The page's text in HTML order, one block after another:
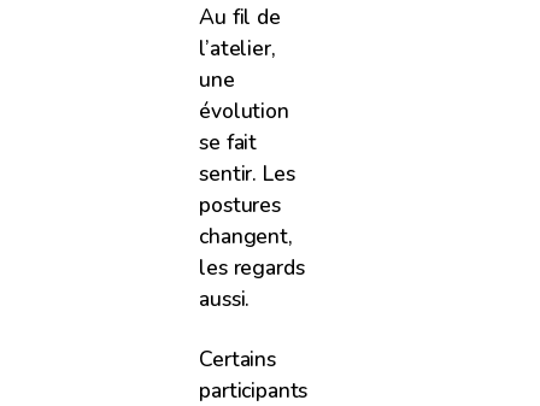
Au fil de
l’atelier,
une
évolution
se fait
sentir. Les
postures
changent,
les regards
aussi.
Certains
participants